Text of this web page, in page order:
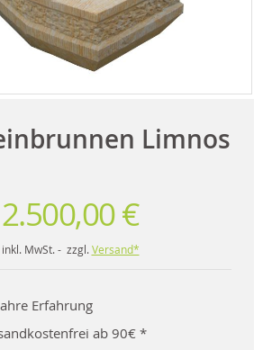
Limnos
2.500,00 €
inkl. MwSt. - zzgl. Versand*
Erfahrung
ab 90€ *